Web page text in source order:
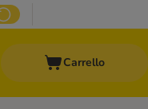
Carrello